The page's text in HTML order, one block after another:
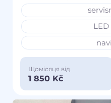
Щомісяця від
1 850 Kč